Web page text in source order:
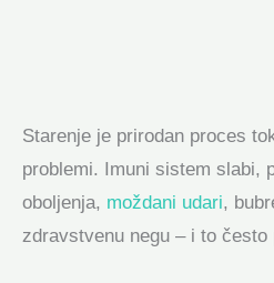
Starenje je prirodan proces
problemi. Imuni sistem slabi,
oboljenja, moždani udari,
zdravstvenu negu – i to često